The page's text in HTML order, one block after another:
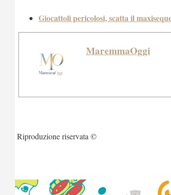
Giocattoli pericolosi, scatta il
MaremmaOggi
Riproduzione riservata ©